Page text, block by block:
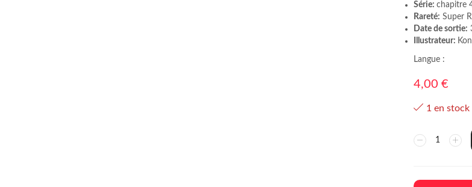
Série: chapitre
Rareté: Super
Date de sortie:
Illustrateur:
Langue :
4,00 €
1 en stock